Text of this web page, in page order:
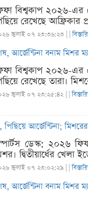
বিশ্বকাপ ২০২৬-এর
রেখেছে আফ্রিকার
জুলাই ০৭ ২৩:৩৬:২৩ | |
আর্জেন্টিনা বনাম মিশর
বিশ্বকাপ ২০২৬-এর
রেখেছে তারা।
জুলাই ০৭ ২৩:২৫:৪২ | |
পিছিয়ে আর্জেন্টিনা;
ডেস্ক: ২০২৬
দ্বিতীয়ার্ধের
জুলাই ০৭ ২৩:০২:২৯ | |
আর্জেন্টিনা বনাম মিশর